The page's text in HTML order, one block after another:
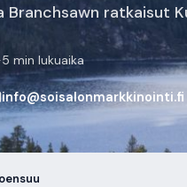
ratkaisut
·5 min lukuaika
info@soisalonmarkkinointi.fi